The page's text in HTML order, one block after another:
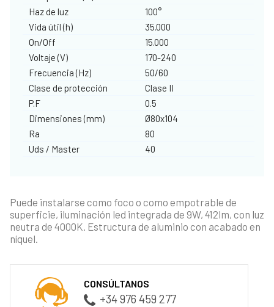
Haz de luz
100°
Vida útil (h)
35.000
On/Off
15.000
Voltaje (V)
170-240
Frecuencia (Hz)
50/60
Clase de protección
Clase II
P.F
0.5
Dimensiones (mm)
Ø80x104
Ra
80
Uds / Master
40
Puede instalarse como foco o como empotrable de
superficie, iluminación led integrada de 9W, 412lm, con luz
neutra de 4000K. Estructura de aluminio con acabado en
níquel.
CONSÚLTANOS
+34 976 459 277